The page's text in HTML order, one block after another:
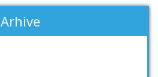
Arhive